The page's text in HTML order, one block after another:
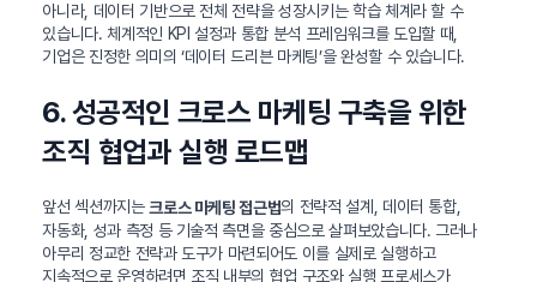
아니라, 데이터 기반으로 전체 전략을 성장시키는 학습 체계라 할 수
있습니다. 체계적인 KPI 설정과 통합 분석 프레임워크를 도입할 때,
기업은 진정한 의미의 ‘데이터 드리븐 마케팅’을 완성할 수 있습니다.
6. 성공적인 크로스 마케팅 구축을 위한
조직 협업과 실행 로드맵
앞선 섹션까지는크로스 마케팅 접근법의 전략적 설계, 데이터 통합,
자동화, 성과 측정 등 기술적 측면을 중심으로 살펴보았습니다. 그러나
아무리 정교한 전략과 도구가 마련되어도 이를 실제로 실행하고
지속적으로 운영하려면 조직 내부의 협업 구조와 실행 프로세스가